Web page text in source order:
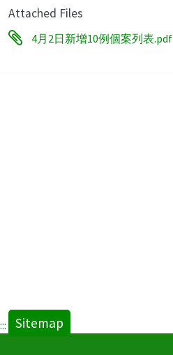
Attached Files
4月2日新增10例個案列表.pdf
::: Sitemap